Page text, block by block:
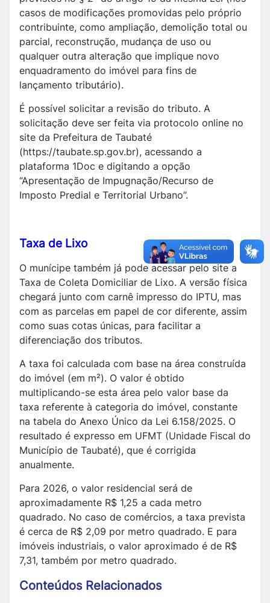
casos de modificações promovidas pelo próprio
contribuinte, como ampliação, demolição total ou
parcial, reconstrução, mudança de uso ou
qualquer outra alteração que implique novo
enquadramento do imóvel para fins de
lançamento tributário).
É possível solicitar a revisão do tributo. A
solicitação deve ser feita via protocolo online no
site da Prefeitura de Taubaté
(https://taubate.sp.gov.br), acessando a
plataforma 1Doc e digitando a opção
“Apresentação de Impugnação/Recurso de
Imposto Predial e Territorial Urbano”.
Taxa de Lixo
O munícipe também já pode acessar pelo site a
Taxa de Coleta Domiciliar de Lixo. A versão física
chegará junto com carnê impresso do IPTU, mas
com as parcelas em papel de cor diferente, assim
como suas cotas únicas, para facilitar a
diferenciação dos tributos.
A taxa foi calculada com base na área construída
do imóvel (em m²). O valor é obtido
multiplicando-se esta área pelo valor base da
taxa referente à categoria do imóvel, constante
na tabela do Anexo Único da Lei 6.158/2025. O
resultado é expresso em UFMT (Unidade Fiscal do
Município de Taubaté), que é corrigida
anualmente.
Para 2026, o valor residencial será de
aproximadamente R$ 1,25 a cada metro
quadrado. No caso de comércios, a taxa prevista
é cerca de R$ 2,09 por metro quadrado. E para
imóveis industriais, o valor aproximado é de R$
7,31, também por metro quadrado.
Conteúdos Relacionados